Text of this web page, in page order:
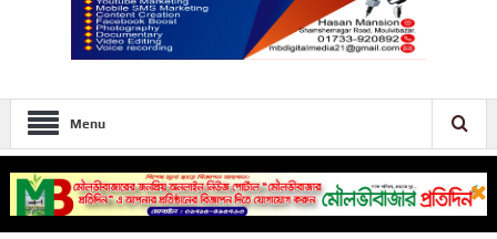
Menu